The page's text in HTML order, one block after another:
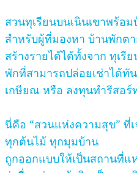
สวนทุเรียนบนเนินเขาพร้อ
สำหรับผู้ที่มองหา บ้านพักต
สร้างรายได้ได้ทั้งจาก ทุเ
พักที่สามารถปล่อยเช่าได้ทั
เกษียณ หรือ ลงทุนทำรีสอ
นี่คือ “สวนแห่งความสุข” ที่
ทุกต้นไม้ ทุกมุมบ้าน
ถูกออกแบบให้เป็นสถานที่แ